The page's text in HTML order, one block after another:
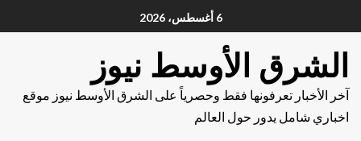
6 أغسطس، 2026
الشرق الأوسط نيوز
آخر الأخبار تعرفونها فقط وحصرياً على الشرق الأوسط نيوز موقع
اخباري شامل يدور حول العالم